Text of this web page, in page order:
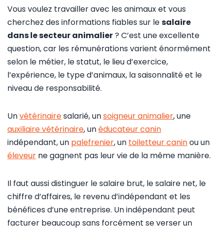
Vous voulez travailler avec les animaux et vous
cherchez des informations fiables sur lesalaire
dans le secteur animalier? C’est une excellente
question, car les rémunérations varient énormément
selon le métier, le statut, le lieu d’exercice,
l’expérience, le type d’animaux, la saisonnalité et le
niveau de responsabilité.
Unvétérinairesalarié, unsoigneur animalier, une
auxiliaire vétérinaire, unéducateur canin
indépendant, un palefrenier, un toiletteur caninou un
éleveur ne gagnent pas leur vie de la même manière.
Il faut aussi distinguer le salaire brut, le salaire net, le
chiffre d’affaires, le revenu d’indépendant et les
bénéfices d’une entreprise. Un indépendant peut
facturer beaucoup sans forcément se verser un